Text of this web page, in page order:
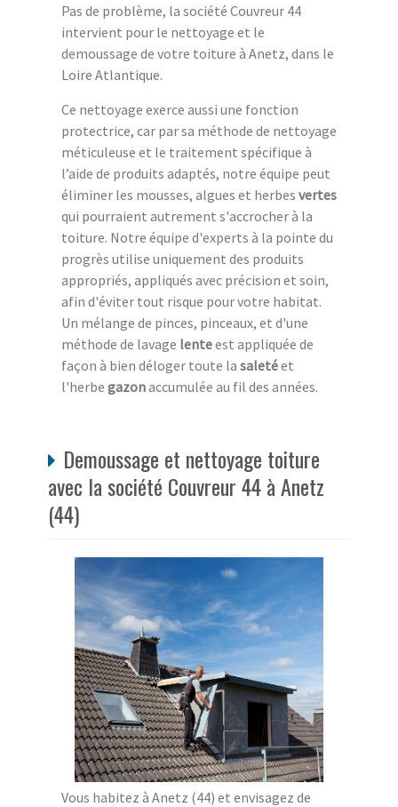
Pas de problème, la société Couvreur 44
intervient pour le nettoyage et le
demoussage de votre toiture à Anetz, dans le
Loire Atlantique.
Ce nettoyage exerce aussi une fonction
protectrice, car par sa méthode de nettoyage
méticuleuse et le traitement spécifique à
l’aide de produits adaptés, notre équipe peut
éliminer les mousses, algues et herbes vertes
qui pourraient autrement s'accrocher à la
toiture. Notre équipe d'experts à la pointe du
progrès utilise uniquement des produits
appropriés, appliqués avec précision et soin,
afin d'éviter tout risque pour votre habitat.
Un mélange de pinces, pinceaux, et d'une
méthode de lavage lenteest appliquée de
façon à bien déloger toute la saletéet
l'herbe gazonaccumulée au fil des années.
Demoussage et nettoyage toiture
avec la société Couvreur 44 à Anetz
(44)
Vous habitez à Anetz (44) et envisagez de